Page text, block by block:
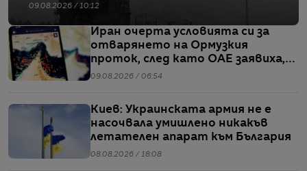
09.08.2026 / 10:12
Иран очерта условията си за
отварянето на Ормузкия
проток, след като ОАЕ заявиха,
че един от корабите им е бил
09.08.2026 / 06:54
Киев: Украинската армия не е
насочвала умишлено никакъв
летателен апарат към България
08.08.2026 / 18:08